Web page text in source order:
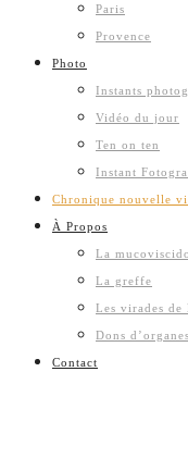
Paris
Provence
Photo
Instants
Vidéo du jour
Ten on ten
Instant
Chronique nouvelle
À Propos
La
La greffe
Les virades de
Dons d’organes
Contact